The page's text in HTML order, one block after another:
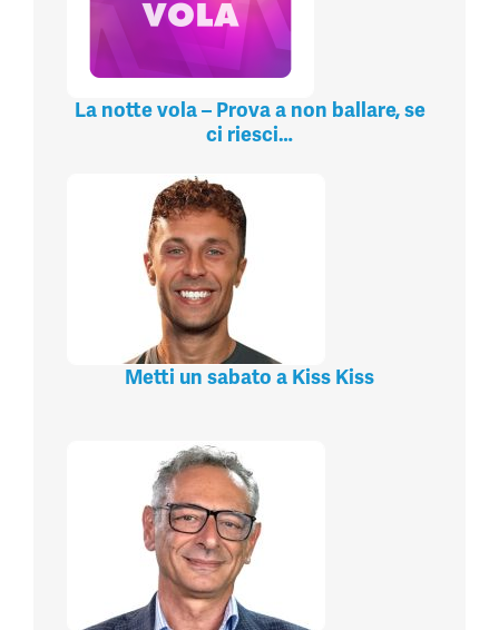
La notte vola – Prova a non ballare, se
ci riesci…
Metti un sabato a Kiss Kiss